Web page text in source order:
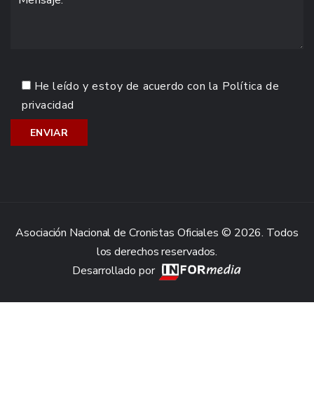
He leído y estoy de acuerdo con la Política de
privacidad
Asociación Nacional de Cronistas Oficiales © 2026. Todos
los derechos reservados.
Desarrollado por